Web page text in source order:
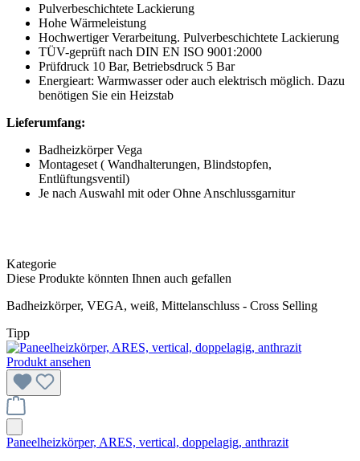
Pulverbeschichtete Lackierung
Hohe Wärmeleistung
Hochwertiger Verarbeitung. Pulverbeschichtete Lackierung
TÜV-geprüft nach DIN EN ISO 9001:2000
Prüfdruck 10 Bar, Betriebsdruck 5 Bar
Energieart: Warmwasser oder auch elektrisch möglich. Dazu
benötigen Sie ein Heizstab
Lieferumfang:
Badheizkörper Vega
Montageset ( Wandhalterungen, Blindstopfen,
Entlüftungsventil)
Je nach Auswahl mit oder Ohne Anschlussgarnitur
Kategorie
Diese Produkte könnten Ihnen auch gefallen
Badheizkörper, VEGA, weiß, Mittelanschluss - Cross Selling
Tipp
Produkt ansehen
Paneelheizkörper, ARES, vertical, doppelagig, anthrazit